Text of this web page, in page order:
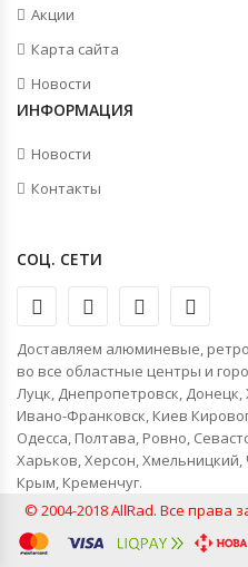
Акции
Карта сайта
Новости
ИНФОРМАЦИЯ
Новости
Контакты
СОЦ. СЕТИ
Доставляем алюминевые,
во все областные центры и
Луцк, Днепропетровск,
Ивано-Франковск, Киев
Одесса, Полтава, Ровно,
Харьков, Херсон,
Крым, Кременчуг.
© 2004-2018 AllRad. Все права